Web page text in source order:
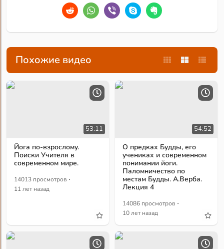
Похожие видео
53:11
Йога по-взрослому.
Поиски Учителя в
современном мире.
14013 просмотров ·
11 лет назад
54:52
О предках Будды, его
учениках и современном
понимании йоги.
Паломничество по
местам Будды. А.Верба.
Лекция 4
14086 просмотров ·
10 лет назад